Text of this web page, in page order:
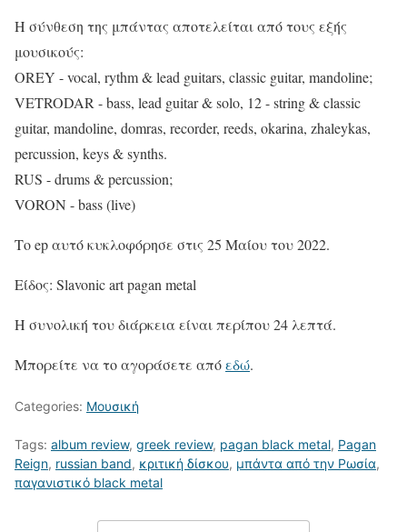
Η σύνθεση της μπάντας αποτελείται από τους εξής
μουσικούς:
OREY - vocal, rythm & lead guitars, classic guitar, mandoline;
VETRODAR - bass, lead guitar & solo, 12 - string & classic
guitar, mandoline, domras, recorder, reeds, okarina, zhaleykas,
percussion, keys & synths.
RUS - drums & percussion;
VORON - bass (live)
Το ep αυτό κυκλοφόρησε στις 25 Μαίου του 2022.
Είδος: Slavonic art pagan metal
Η συνολική του διάρκεια είναι περίπου 24 λεπτά.
Μπορείτε να το αγοράσετε απόεδώ.
Categories: Μουσική
Tags: album review, greek review, pagan black metal, Pagan
Reign, russian band, κριτική δίσκου, μπάντα από την Ρωσία,
παγανιστικό black metal